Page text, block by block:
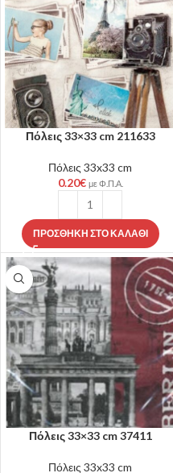
Πόλεις 33×33 cm 211633
Πόλεις 33x33 cm
0.20€ με Φ.Π.Α.
ΠΡΟΣΘΉΚΗ ΣΤΟ ΚΑΛΆΘΙ
Πόλεις 33×33 cm 37411
Πόλεις 33x33 cm